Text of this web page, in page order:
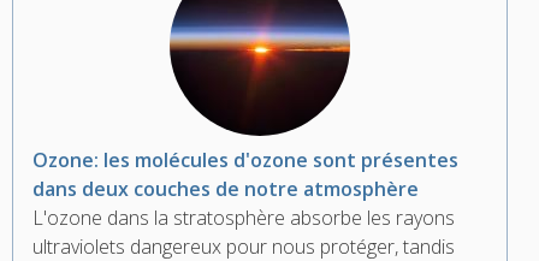
Ozone: les molécules d'ozone sont présentes
dans deux couches de notre atmosphère
L'ozone dans la stratosphère absorbe les rayons
ultraviolets dangereux pour nous protéger, tandis